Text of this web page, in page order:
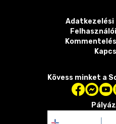
Kövess minket a